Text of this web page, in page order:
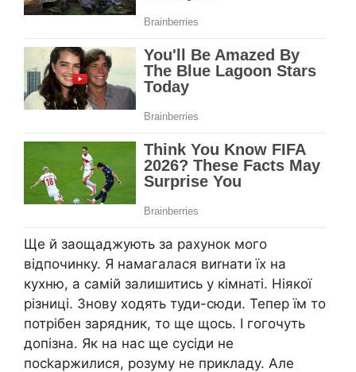
Ще й заощаджують за рахунок мого
відпочинку. Я намагалася виrнати їх на
кухню, а самій залишитись у кімнаті. Ніякої
різниці. Знову ходять туди-сюди. Тепер їм то
потрібен зарядник, то ще щось. І гогочуть
допізна. Як на нас ще сусіди не
посkаржилися, розуму не прикладу. Але